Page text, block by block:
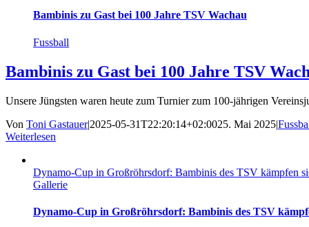
Bambinis zu Gast bei 100 Jahre TSV Wachau
Fussball
Bambinis zu Gast bei 100 Jahre TSV
Unsere Jüngsten waren heute zum Turnier zum 100-jährigen
Von Toni Gastauer|2025-05-31T22:20:14+02:0025. Mai 2025|
Weiterlesen
Dynamo-Cup in Großröhrsdorf: Bambinis des TSV kämpfen
Gallerie
Dynamo-Cup in Großröhrsdorf: Bambinis des TSV